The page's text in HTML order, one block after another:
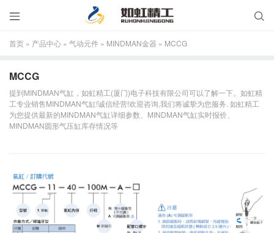


首页 » 产品中心 » 气动元件 » MINDMAN金器 » MCCG
MCCG
提到MINDMAN气缸，如虹精工(厦门)电子科技有限公司可以了解一下。如虹精
工专业销售MINDMAN气缸!诚信经营!欢迎咨询,我们将诚挚为您服务. 如虹精工
为您提供最新的MINDMAN气缸详细参数、MINDMAN气缸实时报价、
MINDMAN圆形气压缸库存情况等